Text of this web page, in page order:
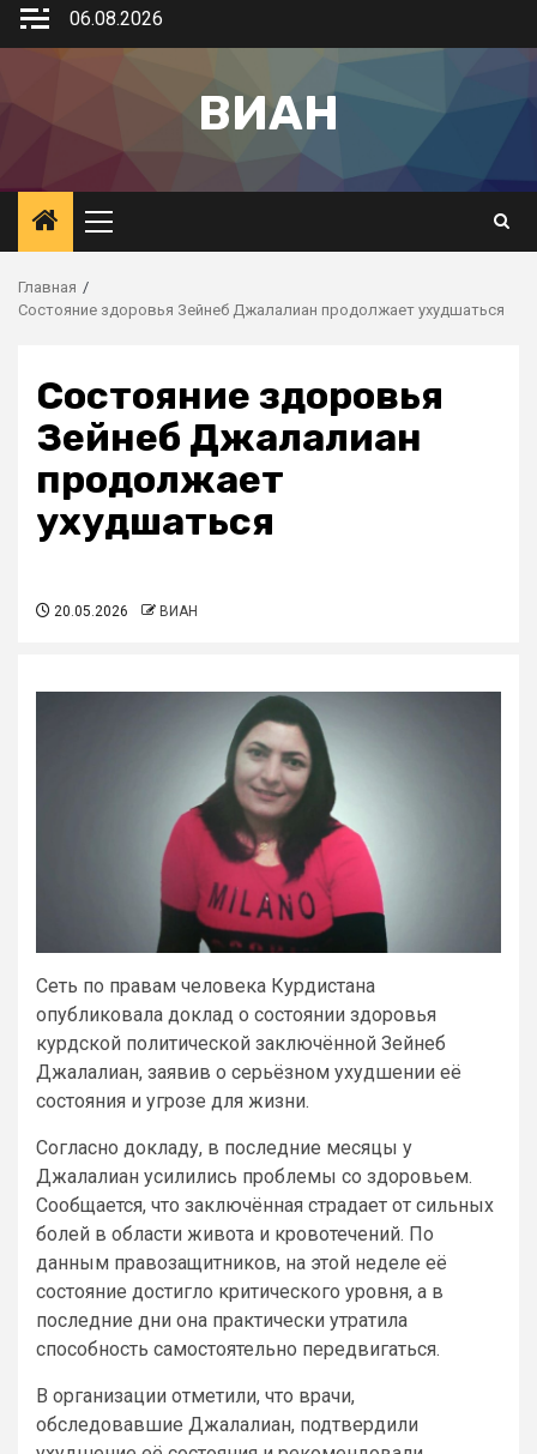
06.08.2026
ВИАН
Главная
Состояние здоровья Зейнеб Джалалиан продолжает ухудшаться
Состояние здоровья
Зейнеб Джалалиан
продолжает
ухудшаться
20.05.2026 ВИАН
Сеть по правам человека Курдистана
опубликовала доклад о состоянии здоровья
курдской политической заключённой Зейнеб
Джалалиан, заявив о серьёзном ухудшении её
состояния и угрозе для жизни.
Согласно докладу, в последние месяцы у
Джалалиан усилились проблемы со здоровьем.
Сообщается, что заключённая страдает от сильных
болей в области живота и кровотечений. По
данным правозащитников, на этой неделе её
состояние достигло критического уровня, а в
последние дни она практически утратила
способность самостоятельно передвигаться.
В организации отметили, что врачи,
обследовавшие Джалалиан, подтвердили